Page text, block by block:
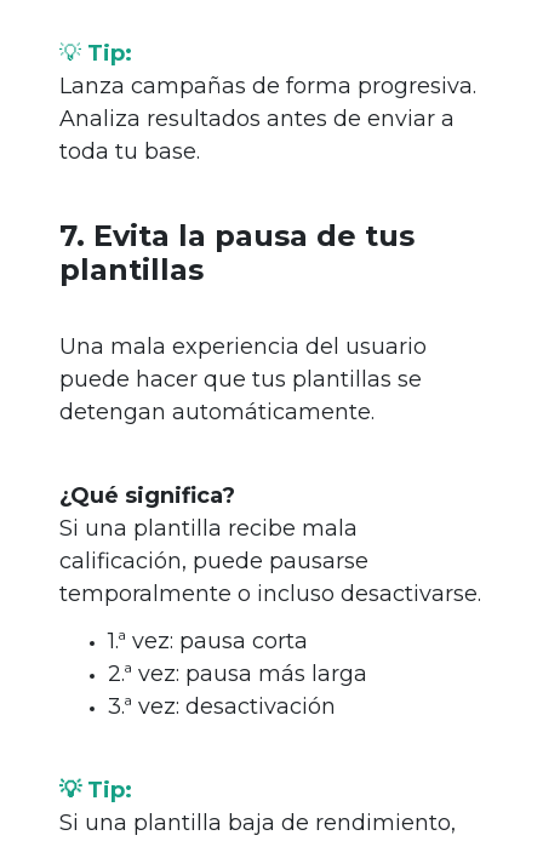
💡 Tip:
Lanza campañas de forma progresiva.
Analiza resultados antes de enviar a
toda tu base.
7. Evita la pausa de tus
plantillas
Una mala experiencia del usuario
puede hacer que tus plantillas se
detengan automáticamente.
¿Qué significa?
Si una plantilla recibe mala
calificación, puede pausarse
temporalmente o incluso desactivarse.
1.ª vez: pausa corta
2.ª vez: pausa más larga
3.ª vez: desactivación
💡 Tip:
Si una plantilla baja de rendimiento,